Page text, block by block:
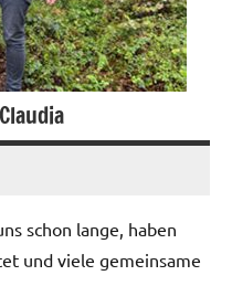
schon lange, haben
und viele gemeinsame